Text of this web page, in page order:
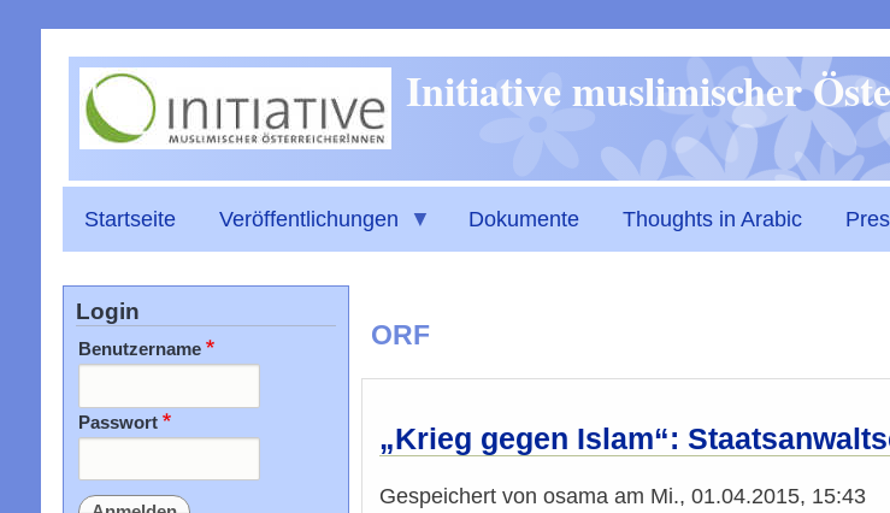
zum
Inhalt
Initiative muslimischer
Startseite Veröffentlichungen Dokumente Thoughts in Arabic
ORF
„Krieg gegen Islam“:
Gespeichert von osamaam Mi., 01.04.2015, 15:43
Login
Benutzername
Passwort